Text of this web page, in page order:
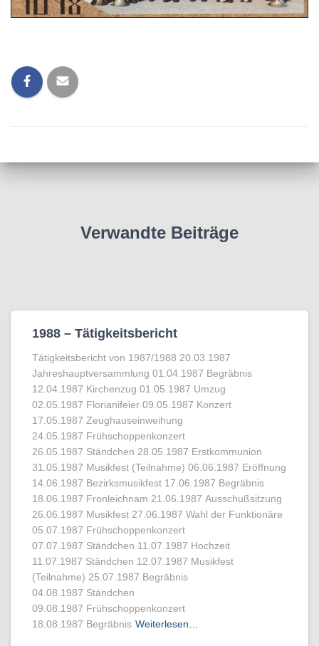
Verwandte Beiträge
1988 – Tätigkeitsbericht
Tätigkeitsbericht von 1987/1988 20.03.1987
Jahreshauptversammlung 01.04.1987 Begräbnis
12.04.1987 Kirchenzug 01.05.1987 Umzug
02.05.1987 Florianifeier 09.05.1987 Konzert
17.05.1987 Zeughauseinweihung
24.05.1987 Frühschoppenkonzert
26.05.1987 Ständchen 28.05.1987 Erstkommunion
31.05.1987 Musikfest (Teilnahme) 06.06.1987 Eröffnung
14.06.1987 Bezirksmusikfest 17.06.1987 Begräbnis
18.06.1987 Fronleichnam 21.06.1987 Ausschußsitzung
26.06.1987 Musikfest 27.06.1987 Wahl der Funktionäre
05.07.1987 Frühschoppenkonzert
07.07.1987 Ständchen 11.07.1987 Hochzeit
11.07.1987 Ständchen 12.07.1987 Musikfest
(Teilnahme) 25.07.1987 Begräbnis
04.08.1987 Ständchen
09.08.1987 Frühschoppenkonzert
18.08.1987 Begräbnis Weiterlesen…